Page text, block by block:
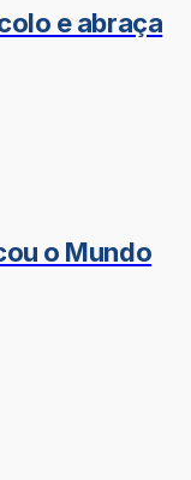
e abraça
o Mundo